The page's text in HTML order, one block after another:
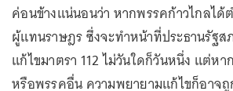
ค่อนข้างแน่นอนว่า หากพรรคก้าวไกลได้
ผู้แทนราษฎร ซึ่งจะทำหน้าที่ประธานรัฐ
แก้ไขมาตรา 112 ไม่วันใดก็วันหนึ่ง แต่ห
หรือพรรคอื่น ความพยายามแก้ไขก็อาจ